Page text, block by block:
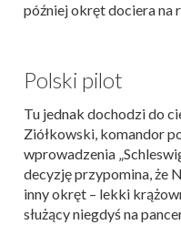
później okręt dociera na
Polski pilot
Tu jednak dochodzi do
Ziółkowski, komandor
wprowadzenia
decyzję przypomina, że
inny okręt – lekki
służący niegdyś na